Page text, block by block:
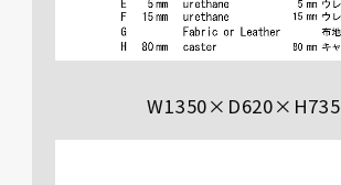
W1350×D620×H735